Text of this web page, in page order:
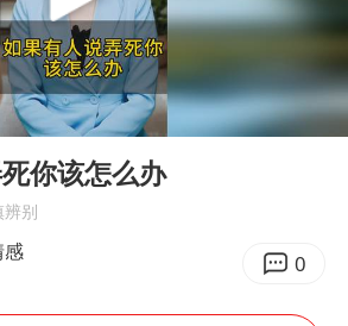
王艺迪2-4不敌张本美和止步4强
国足U17与阿森纳决赛取消 并列冠军
上门女婿出轨女邻居多年被判重婚罪
王传君 《披荆斩棘》
2025年小学教师减少13.19万
王艺迪无缘横滨赛决赛
00:33
你该怎么办
别
感 0